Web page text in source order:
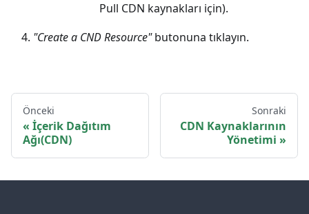
Pull CDN kaynakları için).
"Create a CND Resource"butonuna tıklayın.
Önceki
İçerik Dağıtım
Ağı(CDN)
Sonraki
CDN Kaynaklarının
Yönetimi